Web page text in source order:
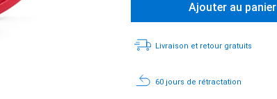
Ajouter au panier
Livraison et retour gratuits
60 jours de rétractation